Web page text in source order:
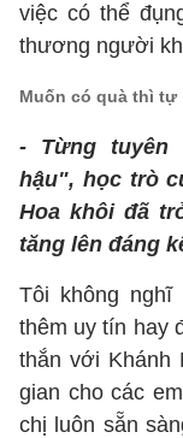
việc có thể
thương người
Muốn có quà thì
- Từng tuyên
hậu", học trò
Hoa khôi đã
tăng lên đáng
Tôi không
thêm uy tín hay
thắn với Khánh
gian cho các
chị luôn sẵn